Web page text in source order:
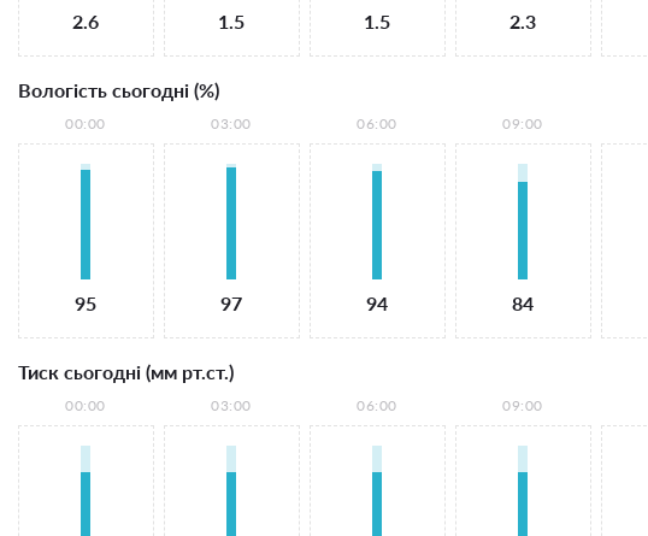
2.6 1.5 1.5 2.3
Вологість сьогодні (%)
00:00
95
03:00
97
06:00
94
09:00
84
Тиск сьогодні (мм рт.ст.)
00:00 03:00 06:00 09:00